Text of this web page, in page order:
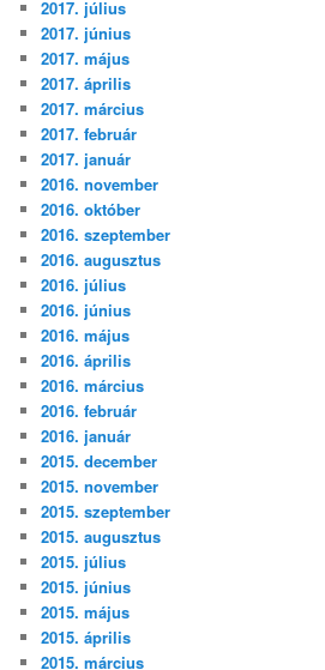
2017. július
2017. június
2017. május
2017. április
2017. március
2017. február
2017. január
2016. november
2016. október
2016. szeptember
2016. augusztus
2016. július
2016. június
2016. május
2016. április
2016. március
2016. február
2016. január
2015. december
2015. november
2015. szeptember
2015. augusztus
2015. július
2015. június
2015. május
2015. április
2015. március